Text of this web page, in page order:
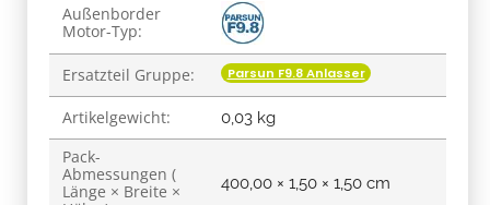
Produkteigenschaft
Wert
Außenborder
Motor-Typ:
Ersatzteil Gruppe: Parsun F9.8 Anlasser
Artikelgewicht: 0,03 kg
Pack-
Abmessungen (
Länge × Breite ×
400,00 × 1,50 × 1,50 cm